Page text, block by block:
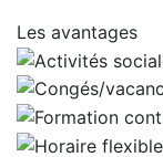
Les avantages